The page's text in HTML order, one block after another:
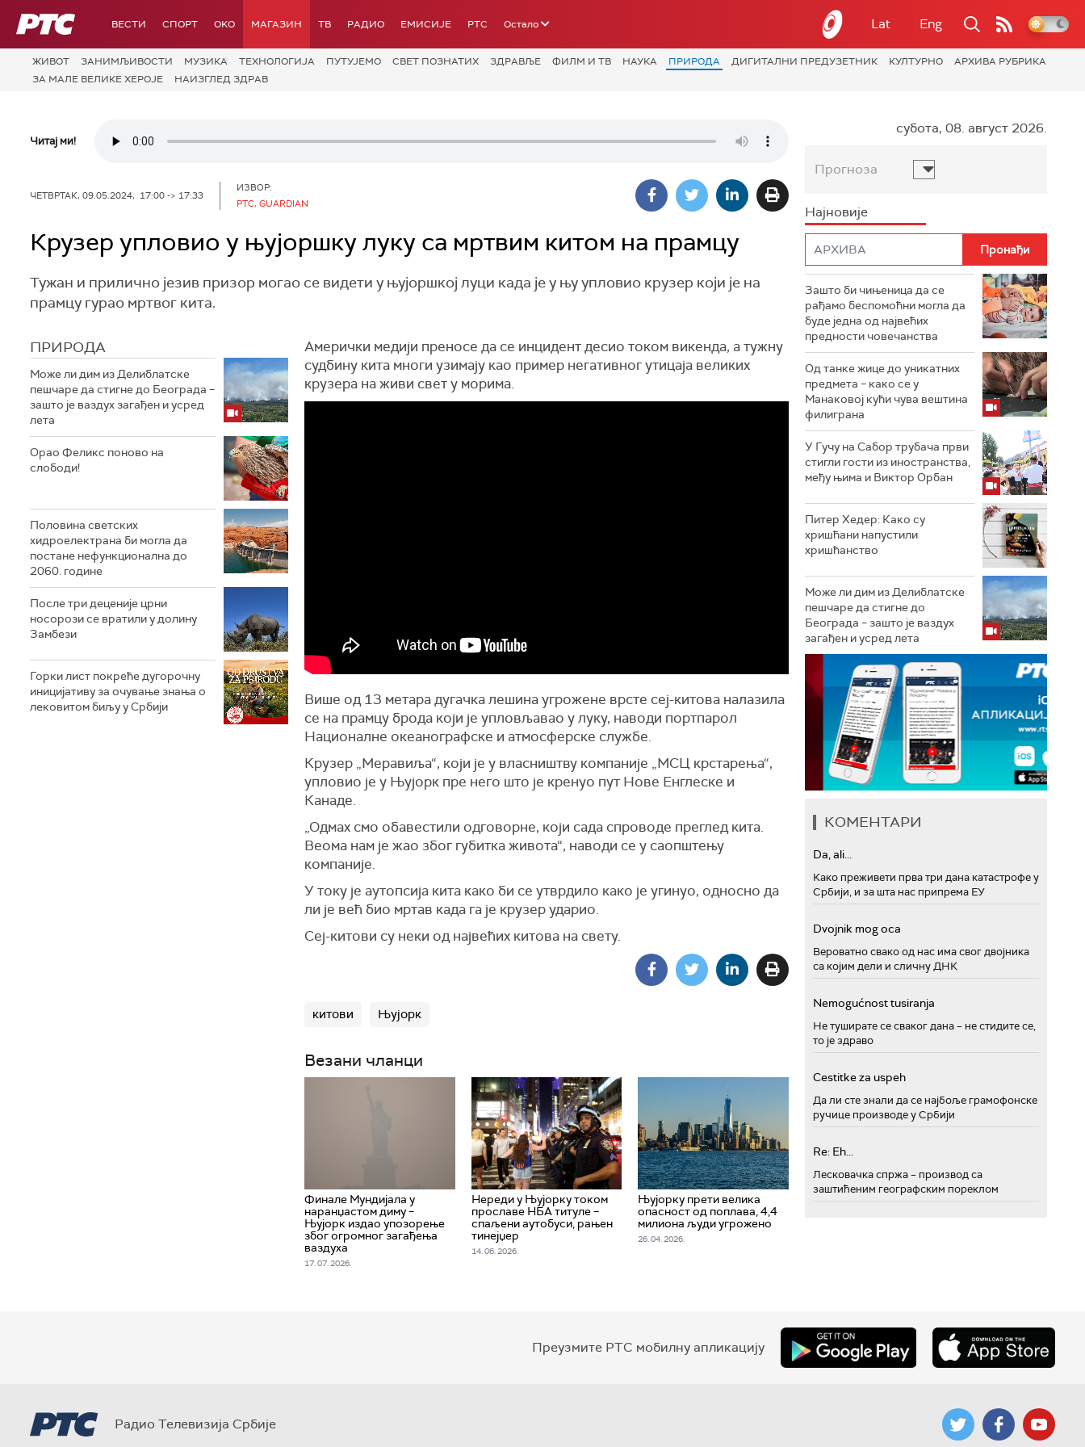
РТС ВЕСТИ СПОРТ OKO МАГАЗИН ТВ РАДИО ЕМИСИЈЕ РТС Остало Lat Eng
ЖИВОТ ЗАНИМЉИВОСТИ МУЗИКА ТЕХНОЛОГИЈA ПУТУЈЕМО СВЕТ ПОЗНАТИХ ЗДРАВЉЕ ФИЛМ И ТВ НАУКА ПРИРОДА ДИГИТАЛНИ ПРЕДУЗЕТНИК КУЛТУРНО
АРХИВА РУБРИКА
ЗА МАЛЕ ВЕЛИКЕ ХЕРОЈЕ
НАИЗГЛЕД ЗДРАВ
Читај ми!
ЧЕТВРТАК, 09.05.2024, 17:00 -> 17:33
ИЗВОР:
РТС, GUARDIAN
Крузер упловио у њујоршку луку са мртвим китом на прамцу
Тужан и прилично језив призор могао се видети у њујоршкој луци када је у њу упловио крузер који је на
прамцу гурао мртвог кита.
ПРИРОДА
Може ли дим из Делиблатске
пешчаре да стигне до Београда –
зашто је ваздух загађен и усред
лета
Орао Феликс поново на
слободи!
Половина светских
хидроелектрана би могла да
постане нефункционална до
2060. године
После три деценије црни
носорози се вратили у долину
Замбези
Горки лист покреће дугорочну
иницијативу за очување знања о
лековитом биљу у Србији
Амерички медији преносе да се инцидент десио током викенда, а тужну
судбину кита многи узимају као пример негативног утицаја великих
крузера на живи свет у морима.
Више од 13 метара дугачка лешина угрожене врсте сеј-китова налазила
се на прамцу брода који је упловљавао у луку, наводи портпарол
Националне океанографске и атмосферске службе.
Крузер „Меравиља“, који је у власништву компаније „МСЦ крстарења“,
упловио је у Њујорк пре него што је кренуо пут Нове Енглеске и
Канаде.
„Одмах смо обавестили одговорне, који сада спроводе преглед кита.
Веома нам је жао због губитка живота“, наводи се у саопштењу
компаније.
У току је аутопсија кита како би се утврдило како је угинуо, односно да
ли је већ био мртав када га је крузер ударио.
Сеј-китови су неки од највећих китова на свету.
китови Њујорк
Везани чланци
Финале Мундијала у
наранџастом диму –
Њујорк издао упозорење
због огромног загађења
ваздуха
17. 07. 2026.
Нереди у Њујорку током
прославе НБА титуле –
спаљени аутобуси, рањен
тинејџер
14. 06. 2026.
Њујорку прети велика
опасност од поплава, 4,4
милиона људи угрожено
26. 04. 2026.
субота, 08. август 2026.
Прогноза
Најновије
Зашто би чињеница да се
рађамо беспомоћни могла да
буде једна од највећих
предности човечанства
Од танке жице до уникатних
предмета – како се у
Манаковој кући чува вештина
филиграна
У Гучу на Сабор трубача први
стигли гости из иностранства,
међу њима и Виктор Орбан
Питер Хедер: Како су
хришћани напустили
хришћанство
Може ли дим из Делиблатске
пешчаре да стигне до
Београда – зашто је ваздух
загађен и усред лета
КОМЕНТАРИ
Da, ali...
Како преживети прва три дана катастрофе у
Србији, и за шта нас припрема ЕУ
Dvojnik mog oca
Вероватно свако од нас има свог двојника
са којим дели и сличну ДНК
Nemogućnost tusiranja
Не туширате се сваког дана – не стидите се,
то је здраво
Cestitke za uspeh
Да ли сте знали да се најбоље грамофонске
ручице производе у Србији
Re: Eh...
Лесковачка спржа – производ са
заштићеним географским пореклом
Преузмите РТС мобилну апликацију
Радио Телевизија Србије